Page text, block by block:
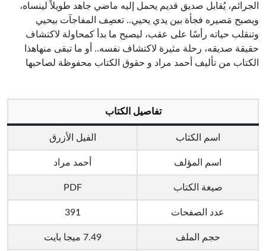
الجرائم، يُقابل صديق قديم يحمل إليه ماضي جاهد طويلاً لينساه،
ويصبح مَصيره فجأة بين يدي يحيي.. تعصِف المفاجآت بيحيي
وتنقلب حياته رأسًا على عقب، ليصبح ما بدأ كمحاولة لاكتشاف
حقيقة صديقه، رحلة مثيرة لاكتشاف نفسه.. أو ما تبقى منهاهذا
الكتاب من تأليف أحمد مراد و حقوق الكتاب محفوظة لصاحبها
تفاصيل الكتاب
اسم الكتاب الفيل الأزرق
اسم المؤلف أحمد مراد
صيغة الكتاب PDF
عدد الصفحات 391
حجم الملف 7.49 ميجا بايت